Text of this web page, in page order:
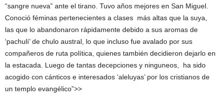
“sangre nueva” ante el tirano. Tuvo años mejores en San Miguel.
Conoció féminas pertenecientes a clases más altas que la suya,
las que lo abandonaron rápidamente debido a sus aromas de
‘pachulí’ de chulo austral, lo que incluso fue avalado por sus
compañeros de ruta política, quienes también decidieron dejarlo en
la estacada. Luego de tantas decepciones y ninguneos, ha sido
acogido con cánticos e interesados ‘aleluyas’ por los cristianos de
un templo evangélico”>>